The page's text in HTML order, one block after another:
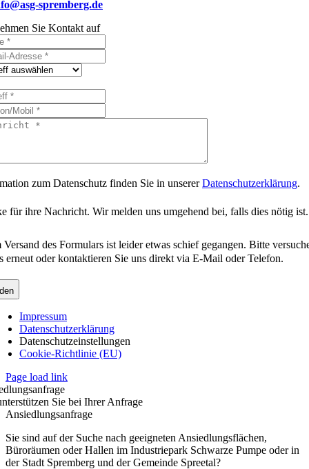
spremberg.de
Sie Kontakt auf
zum Datenschutz finden Sie in unsererDatenschutzerklärung.
für ihre Nachricht. Wir melden uns umgehend bei, falls dies nötig ist.
Versand des Formulars ist leider etwas schief gegangen. Bitte
erneut oder kontaktieren Sie uns direkt via E-Mail oder Telefon.
Impressum
Datenschutzerklärung
Datenschutzeinstellungen
Cookie-Richtlinie (EU)
Page load link
Sie bei Ihrer Anfrage
Ansiedlungsanfrage
Sie sind auf der Suche nach geeigneten Ansiedlungsflächen,
Büroräumen oder Hallen im Industriepark Schwarze Pumpe oder in
der Stadt Spremberg und der Gemeinde Spreetal?